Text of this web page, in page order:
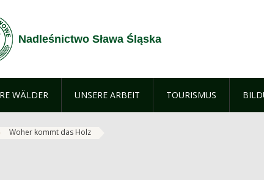
Nadleśnictwo Sława Śląska
WÄLDER UNSERE ARBEIT TOURISMUS
Woher kommt das Holz